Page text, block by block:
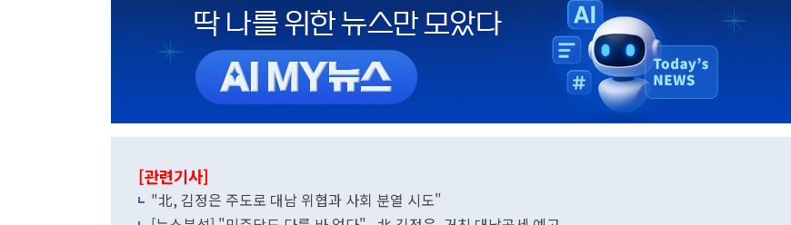
[관련기사]
"北, 김정은 주도로 대남 위협과 사회 분열 시도"